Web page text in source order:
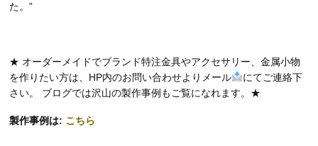
た。”
★ オーダーメイドでブランド特注金具やアクセサリー、金属小物
を作りたい方は、HP内のお問い合わせよりメール
にてご連絡下
さい。 ブログでは沢山の製作事例もご覧になれます。★
製作事例は: こちら